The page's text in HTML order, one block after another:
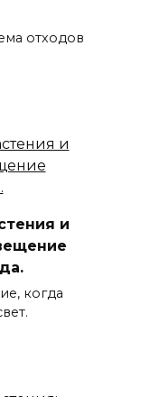
отходов
и
когда